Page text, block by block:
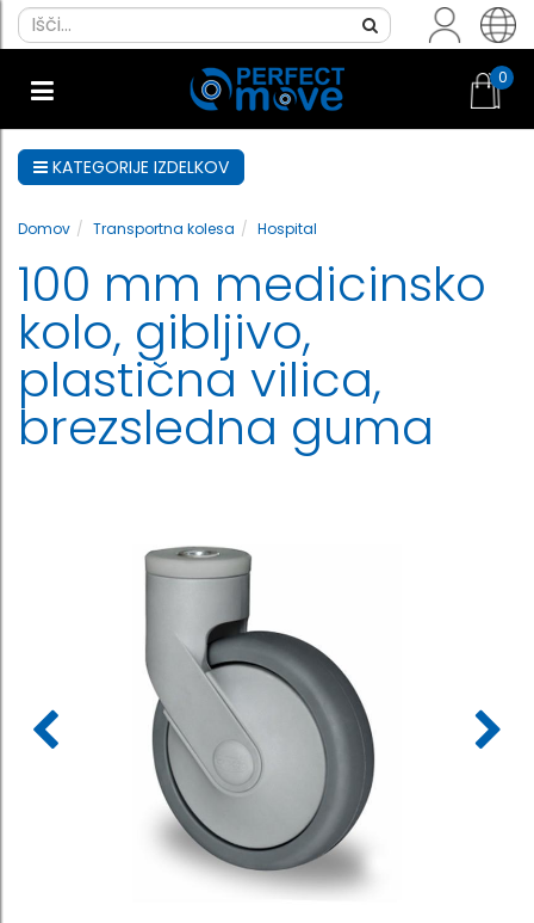
0
KATEGORIJE IZDELKOV
Domov Transportna kolesa Hospital
100 mm medicinsko
kolo, gibljivo,
plastična vilica,
brezsledna guma